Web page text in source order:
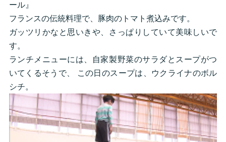
ール』
フランスの伝統料理で、豚肉のトマト煮込みです。
ガッツリかなと思いきや、さっぱりしていて美味しいで
す。
ランチメニューには、自家製野菜のサラダとスープがつ
いてくるそうで、 この日のスープは、ウクライナのボル
シチ。